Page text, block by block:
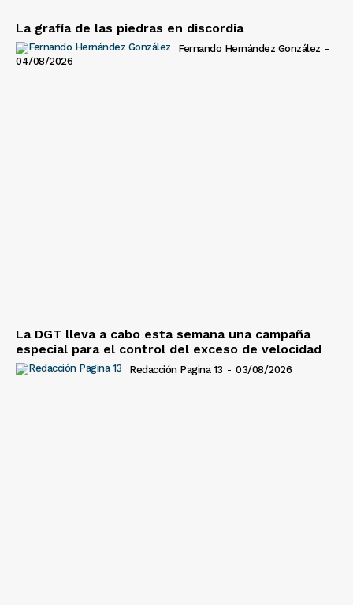
La grafía de las piedras en discordia
Fernando Hernández González -
04/08/2026
La DGT lleva a cabo esta semana una campaña
especial para el control del exceso de velocidad
Redacción Pagina 13 - 03/08/2026